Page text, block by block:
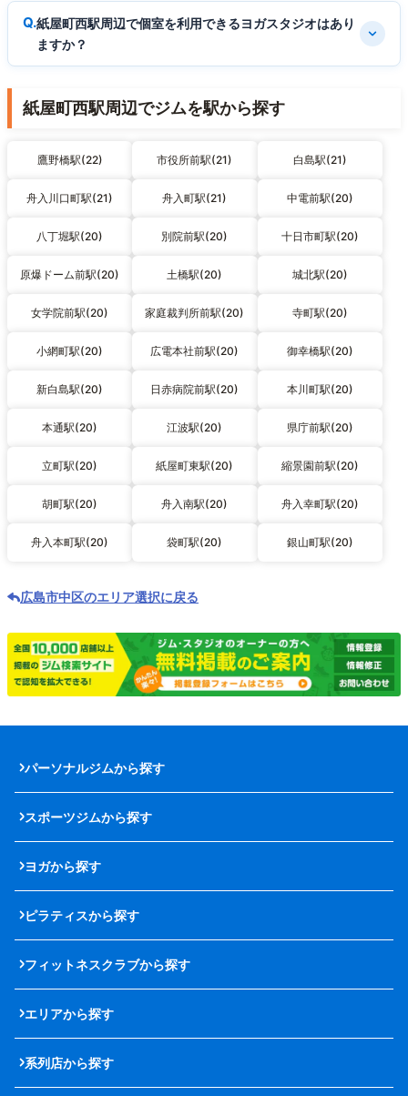
紙屋町西駅周辺で個室を利用できるヨガスタジオはあり
ますか？
紙屋町西駅周辺でジムを駅から探す
鷹野橋駅(22) 市役所前駅(21) 白島駅(21)
舟入川口町駅(21) 舟入町駅(21) 中電前駅(20)
八丁堀駅(20) 別院前駅(20) 十日市町駅(20)
原爆ドーム前駅(20) 土橋駅(20) 城北駅(20)
女学院前駅(20) 家庭裁判所前駅(20) 寺町駅(20)
小網町駅(20) 広電本社前駅(20) 御幸橋駅(20)
新白島駅(20) 日赤病院前駅(20) 本川町駅(20)
本通駅(20) 江波駅(20) 県庁前駅(20)
立町駅(20) 紙屋町東駅(20) 縮景園前駅(20)
胡町駅(20) 舟入南駅(20) 舟入幸町駅(20)
舟入本町駅(20) 袋町駅(20) 銀山町駅(20)
広島市中区のエリア選択に戻る
パーソナルジムから探す
スポーツジムから探す
ヨガから探す
ピラティスから探す
フィットネスクラブから探す
エリアから探す
系列店から探す